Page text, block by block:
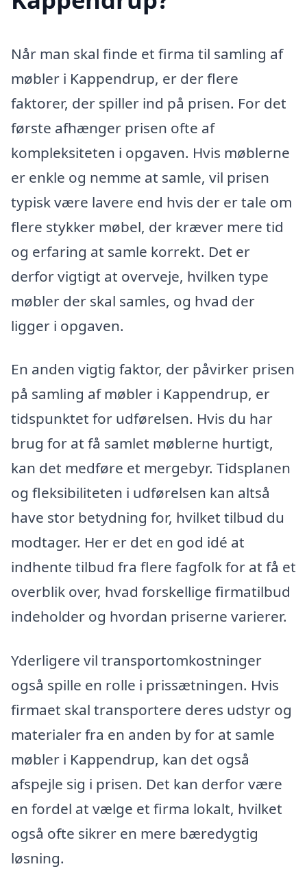
Når man skal finde et firma til samling af
møbler i Kappendrup, er der flere
faktorer, der spiller ind på prisen. For det
første afhænger prisen ofte af
kompleksiteten i opgaven. Hvis møblerne
er enkle og nemme at samle, vil prisen
typisk være lavere end hvis der er tale om
flere stykker møbel, der kræver mere tid
og erfaring at samle korrekt. Det er
derfor vigtigt at overveje, hvilken type
møbler der skal samles, og hvad der
ligger i opgaven.
En anden vigtig faktor, der påvirker prisen
på samling af møbler i Kappendrup, er
tidspunktet for udførelsen. Hvis du har
brug for at få samlet møblerne hurtigt,
kan det medføre et mergebyr. Tidsplanen
og fleksibiliteten i udførelsen kan altså
have stor betydning for, hvilket tilbud du
modtager. Her er det en god idé at
indhente tilbud fra flere fagfolk for at få et
overblik over, hvad forskellige firmatilbud
indeholder og hvordan priserne varierer.
Yderligere vil transportomkostninger
også spille en rolle i prissætningen. Hvis
firmaet skal transportere deres udstyr og
materialer fra en anden by for at samle
møbler i Kappendrup, kan det også
afspejle sig i prisen. Det kan derfor være
en fordel at vælge et firma lokalt, hvilket
også ofte sikrer en mere bæredygtig
løsning.